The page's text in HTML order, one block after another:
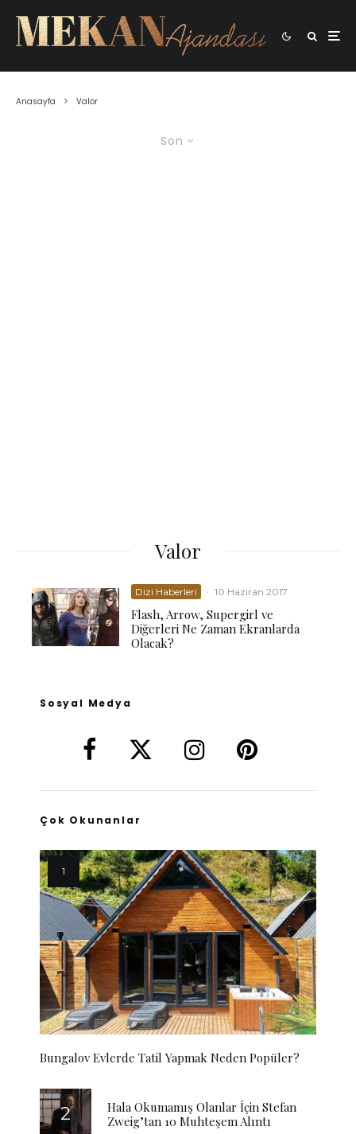
Anasayfa Valor
Son
Valor
Dizi Haberleri · 10 Haziran 2017
Flash, Arrow, Supergirl ve
Diğerleri Ne Zaman Ekranlarda
Olacak?
Sosyal Medya
Çok Okunanlar
Bungalov Evlerde Tatil Yapmak Neden Popüler?
Hala Okumamış Olanlar İçin Stefan
Zweig’tan 10 Muhteşem Alıntı